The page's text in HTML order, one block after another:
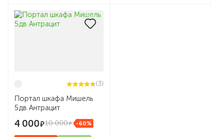
(3)
Портал шкафа Мишель
5дв Антрацит
4 000 10 000 -60%